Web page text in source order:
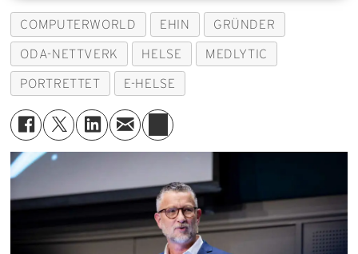
COMPUTERWORLD EHIN GRÜNDER
ODA-NETTVERK HELSE MEDLYTIC
PORTRETTET E-HELSE